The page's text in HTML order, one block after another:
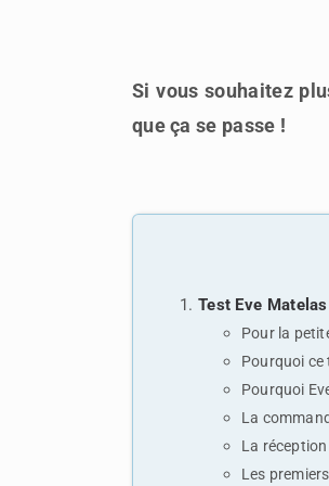
Si vous souhaitez
que ça se passe !
Test Eve
Pour la
Pourquoi ce
Pourquoi
La
La
Les